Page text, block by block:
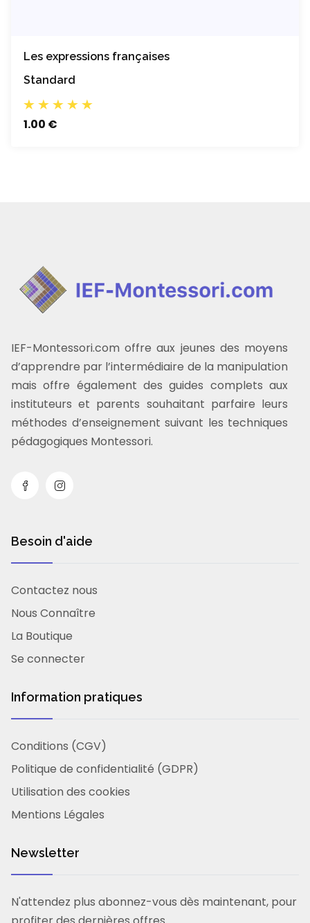
Les expressions françaises
Standard
1.00 €
IEF-Montessori.com offre aux jeunes des moyens
d’apprendre par l’intermédiaire de la manipulation
mais offre également des guides complets aux
instituteurs et parents souhaitant parfaire leurs
méthodes d’enseignement suivant les techniques
pédagogiques Montessori.
Besoin d'aide
Contactez nous
Nous Connaître
La Boutique
Se connecter
Information pratiques
Conditions (CGV)
Politique de confidentialité (GDPR)
Utilisation des cookies
Mentions Légales
Newsletter
N'attendez plus abonnez-vous dès maintenant, pour